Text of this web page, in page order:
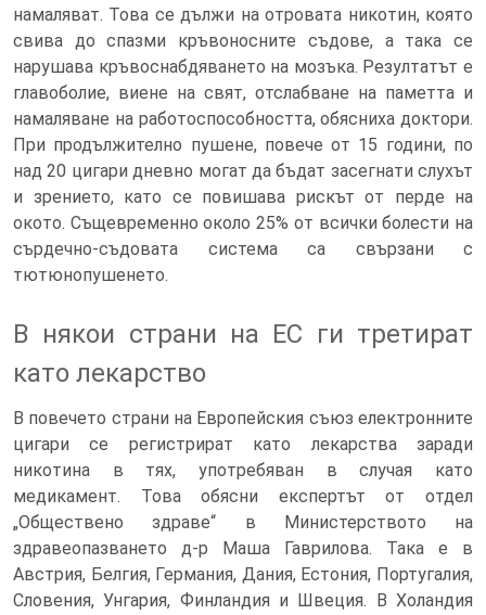
намаляват. Това се дължи на отровата никотин, която
свива до спазми кръвоносните съдове, а така се
нарушава кръвоснабдяването на мозъка. Резултатът е
главоболие, виене на свят, отслабване на паметта и
намаляване на работоспособността, обясниха доктори.
При продължително пушене, повече от 15 години, по
над 20 цигари дневно могат да бъдат засегнати слухът
и зрението, като се повишава рискът от перде на
окото. Същевременно около 25% от всички болести на
сърдечно-съдовата система са свързани с
тютюнопушенето.
В някои страни на ЕС ги третират
като лекарство
В повечето страни на Европейския съюз електронните
цигари се регистрират като лекарства заради
никотина в тях, употребяван в случая като
медикамент. Това обясни експертът от отдел
„Обществено здраве“ в Министерството на
здравеопазването д-р Маша Гаврилова. Така е в
Австрия, Белгия, Германия, Дания, Естония, Португалия,
Словения, Унгария, Финландия и Швеция. В Холандия